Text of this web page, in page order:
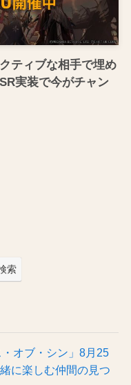
ティブな相手で埋め
実装で今がチャン
索
オブ・シン」8月25
に楽しむ仲間の見つ